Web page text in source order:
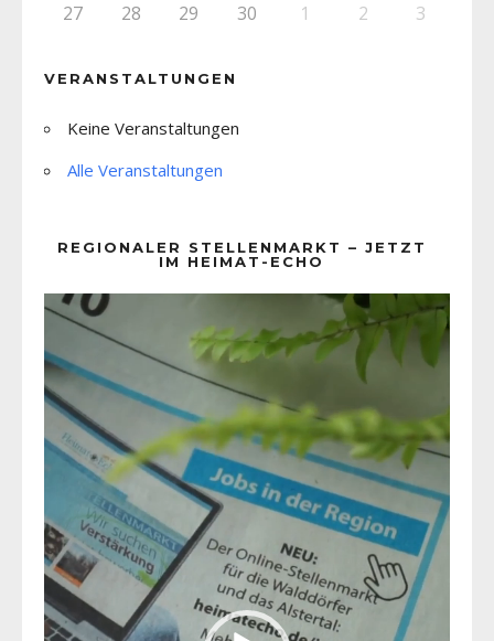
27 28 29 30 1 2 3
VERANSTALTUNGEN
Keine Veranstaltungen
Alle Veranstaltungen
REGIONALER STELLENMARKT – JETZT
IM HEIMAT-ECHO
Player